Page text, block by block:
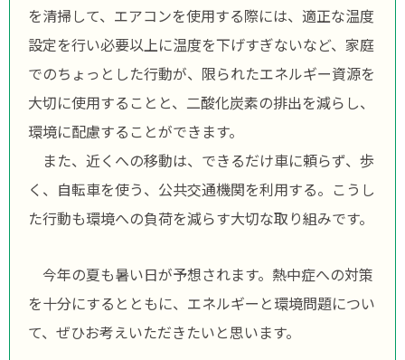
を清掃して、エアコンを使用する際には、適正な温度
設定を行い必要以上に温度を下げすぎないなど、家庭
でのちょっとした行動が、限られたエネルギー資源を
大切に使用することと、二酸化炭素の排出を減らし、
環境に配慮することができます。
また、近くへの移動は、できるだけ車に頼らず、歩
く、自転車を使う、公共交通機関を利用する。こうし
た行動も環境への負荷を減らす大切な取り組みです。
今年の夏も暑い日が予想されます。熱中症への対策
を十分にするとともに、エネルギーと環境問題につい
て、ぜひお考えいただきたいと思います。